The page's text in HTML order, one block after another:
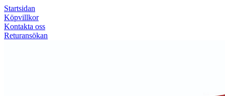
Startsidan
Köpvillkor
Kontakta oss
Returansökan